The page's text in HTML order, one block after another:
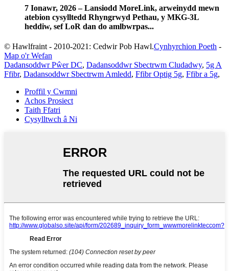
7 Ionawr, 2026 – Lansiodd MoreLink, arweinydd mewn
atebion cysylltedd Rhyngrwyd Pethau, y MKG-3L
heddiw, sef LoR dan do amlbwrpas...
© Hawlfraint - 2010-2021: Cedwir Pob Hawl.Cynhyrchion Poeth -
Map o'r Wefan
Dadansoddwr Pŵer DC, Dadansoddwr Sbectrwm Cludadwy, 5g A
Ffibr, Dadansoddwr Sbectrwm Amledd, Ffibr Optig 5g, Ffibr a 5g,
Proffil y Cwmni
Achos Prosiect
Taith Ffatri
Cysylltwch â Ni